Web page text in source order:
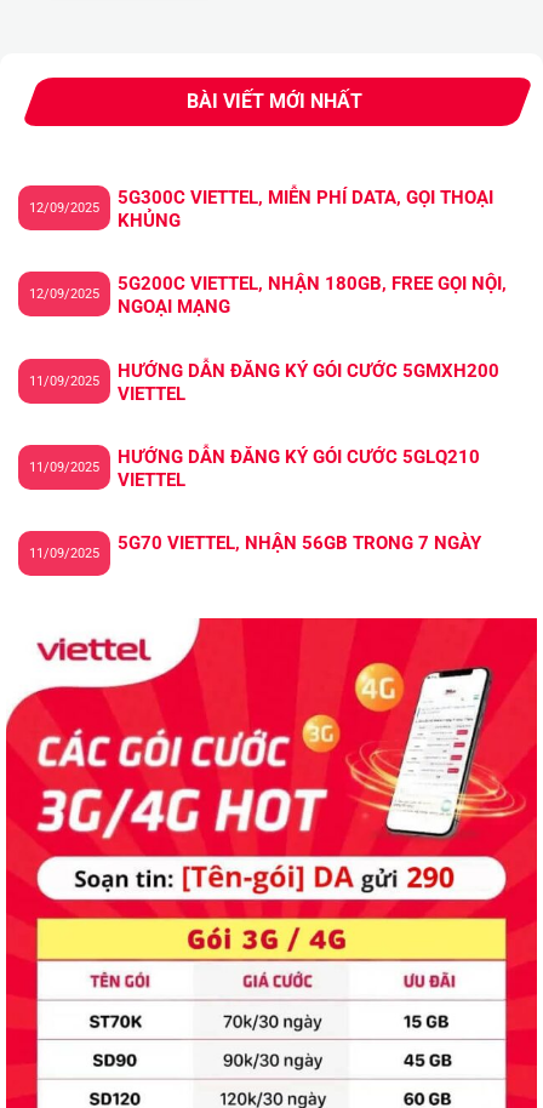
BÀI VIẾT MỚI NHẤT
5G300C VIETTEL, MIỄN PHÍ DATA, GỌI THOẠI
KHỦNG
12/09/2025
5G200C VIETTEL, NHẬN 180GB, FREE GỌI NỘI,
NGOẠI MẠNG
12/09/2025
HƯỚNG DẪN ĐĂNG KÝ GÓI CƯỚC 5GMXH200
VIETTEL
11/09/2025
HƯỚNG DẪN ĐĂNG KÝ GÓI CƯỚC 5GLQ210
VIETTEL
11/09/2025
5G70 VIETTEL, NHẬN 56GB TRONG 7 NGÀY
11/09/2025